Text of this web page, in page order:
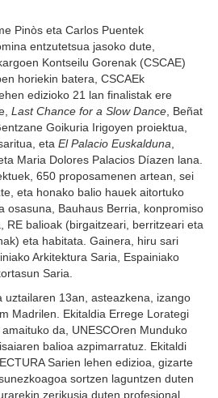
Pinòs eta Carlos Puentek
entzutetsua jasoko dute,
Kontseilu Gorenak (CSCAE)
horiekin batera, CSCAEk
edizioko 21 lan finalistak ere
Last Chance for a Slow Dance , Beñat
Goikuria Irigoyen proiektua,
eta El Palacio Euskalduna
Maria Dolores Palacios Díazen lana.
650 proposamenen artean, sei
eta honako balio hauek aitortuko
osasuna, Bauhaus Berria, konpromiso
RE balioak (birgaitzeari, berritzeari eta
eta habitata. Gainera, hiru sari
Arkitektura Saria, Espainiako
Saria.
uztailaren 13an, asteazkena, izango
Madrilen. Ekitaldia Errege Lorategi
da, UNESCOren Munduko
balioa azpimarratuz. Ekitaldi
Sarien lehen edizioa, gizarte
sortzen laguntzen duten
zerikusia duten profesional